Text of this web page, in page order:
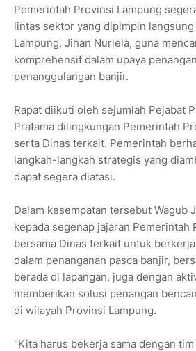
Pemerintah Provinsi Lampung
lintas sektor yang dipimpin
Lampung, Jihan Nurlela, guna
komprehensif dalam upaya
penanggulangan banjir.
Rapat diikuti oleh sejumlah Pejabat
Pratama dilingkungan Pemerintah
serta Dinas terkait. Pemerintah
langkah-langkah strategis yang
dapat segera diatasi.
Dalam kesempatan tersebut Wagub
kepada segenap jajaran Pemerintah
bersama Dinas terkait untuk
dalam penanganan pasca banjir,
berada di lapangan, juga dengan
memberikan solusi penangan
di wilayah Provinsi Lampung.
"Kita harus bekerja sama dengan